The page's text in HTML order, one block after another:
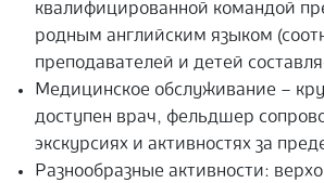
квалифицированной командой
родным английским языком
преподавателей и детей
Медицинское обслуживание –
доступен врач, фельдшер
экскурсиях и активностях за
Разнообразные активности: